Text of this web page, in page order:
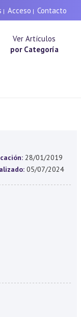
| Acceso | Contacto
Ver Artículos
por Categoría
28/01/2019
05/07/2024